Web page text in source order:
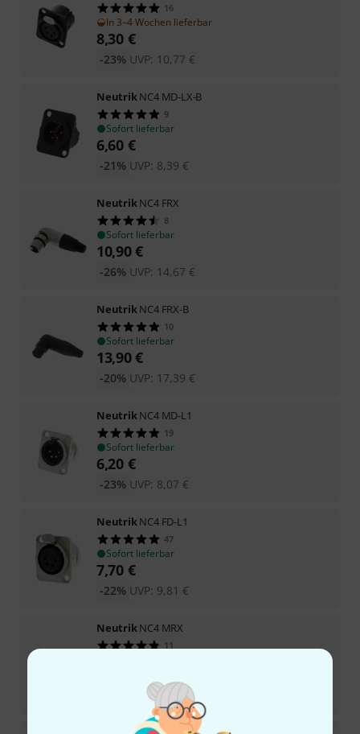
16
In 3–4 Wochen lieferbar
8,30 €
UVP: 10,77 €
-23%
NeutrikNC4 MD-LX-B
9
Sofort lieferbar
6,60 €
UVP: 8,39 €
-21%
NeutrikNC4 FRX
8
Sofort lieferbar
10,90€
UVP: 14,67 €
-26%
NeutrikNC4 FRX-B
10
Sofort lieferbar
13,90€
UVP: 17,39 €
-20%
NeutrikNC4 MD-L1
19
Sofort lieferbar
6,20 €
UVP: 8,07 €
-23%
NeutrikNC4 FD-L1
47
Sofort lieferbar
7,70 €
UVP: 9,81 €
-22%
NeutrikNC4 MRX
11
UVP: 12,01 €